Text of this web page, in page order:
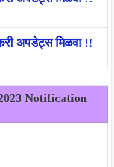
अपडेट्स मिळवा !!
Notification